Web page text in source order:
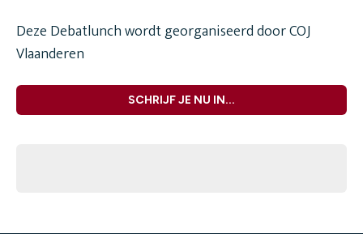
Deze Debatlunch wordt georganiseerd door COJ
Vlaanderen
SCHRIJF JE NU IN...